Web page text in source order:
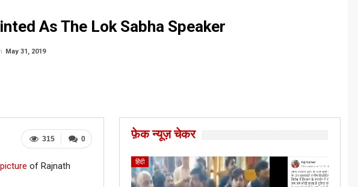
As The Lok Sabha Speaker
May 31, 2019
0
315
picture of Rajnath
फ़ेक न्यूज़ चेकर
हिंदी